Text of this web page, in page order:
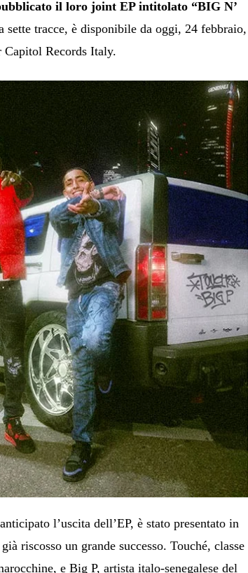
il loro joint EP intitolato “BIG N’
sette tracce, è disponibile da oggi, 24 febbraio,
Records Italy.
l’uscita dell’EP, è stato presentato in
riscosso un grande successo. Touché, classe
e Big P, artista italo-senegalese del